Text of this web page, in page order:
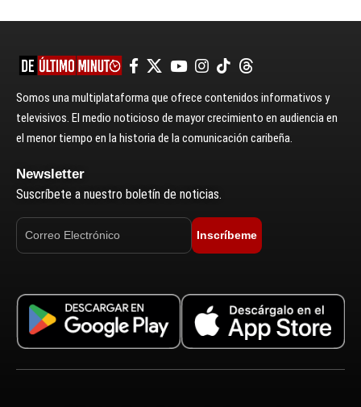
Somos una multiplataforma que ofrece contenidos informativos y
televisivos. El medio noticioso de mayor crecimiento en audiencia en
el menor tiempo en la historia de la comunicación caribeña.
Newsletter
Suscríbete a nuestro boletín de noticias.
Inscríbeme